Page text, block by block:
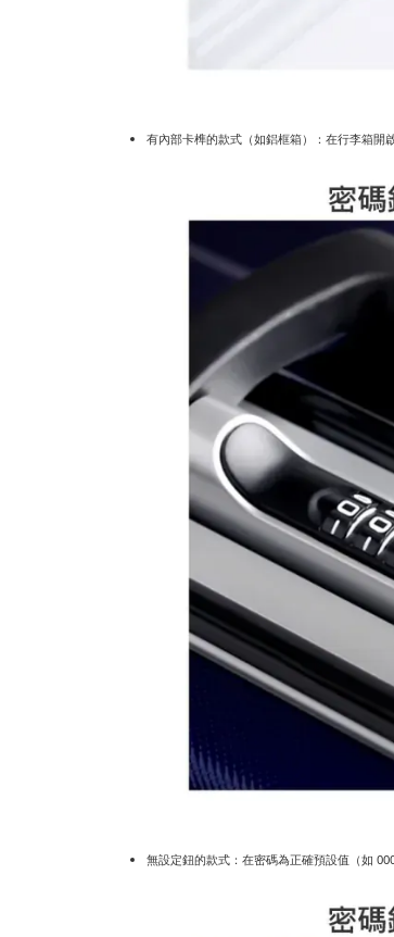
有內部卡榫的款式（如鋁框箱）：在行李箱開
無設定鈕的款式：在密碼為正確預設值（如